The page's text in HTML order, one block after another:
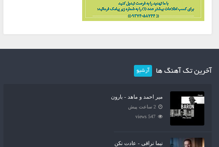
آخرین تک آهنگ ها آرشیو
میر احمد و ماهد - بارون
2 ساعت پیش
547 views
نیما نراقی - عادت نکن